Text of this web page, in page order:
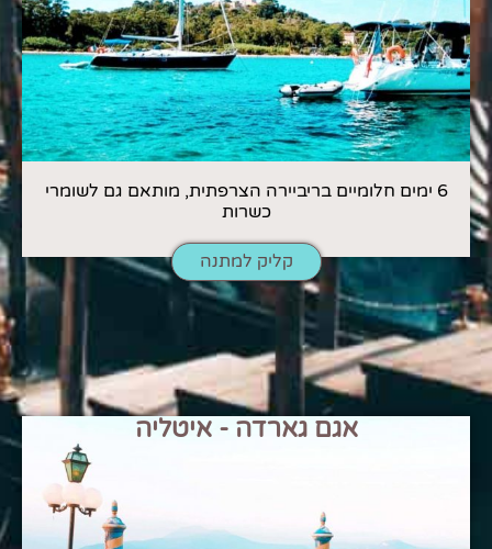
6 ימים חלומיים בריביירה הצרפתית, מותאם גם לשומרי
כשרות
קליק למתנה
אגם גארדה - איטליה